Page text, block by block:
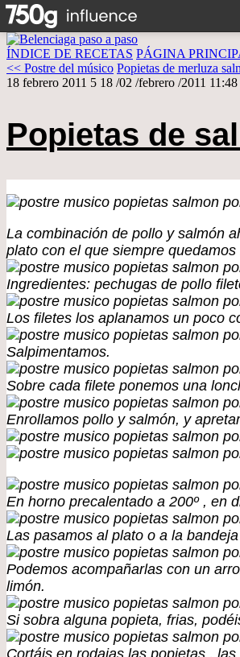
ÍNDICE DE RECETAS PÁGINA
<< Postre del músico Popietas de merluza
18 febrero 2011 5 18 /02 /febrero /2011 11:48
Popietas de
La combinación de pollo y salmón
plato con el que siempre
Ingredientes: pechugas de pollo
Los filetes los aplanamos un poco
Salpimentamos.
Sobre cada filete ponemos una
Enrollamos pollo y salmón, y
En horno precalentado a 200º , en
Las pasamos al plato o a la
Podemos acompañarlas con un
limón.
Si sobra alguna popieta, frias,